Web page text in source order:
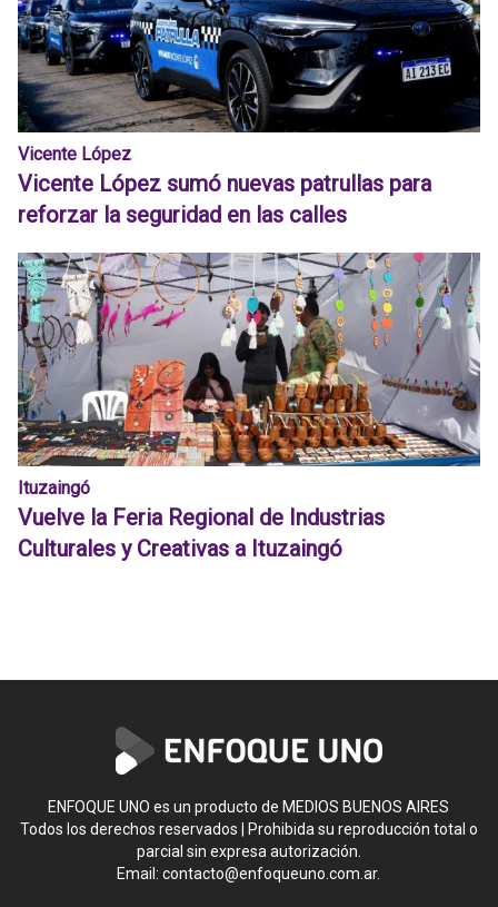
Vicente López
Vicente López sumó nuevas patrullas para
reforzar la seguridad en las calles
Ituzaingó
Vuelve la Feria Regional de Industrias
Culturales y Creativas a Ituzaingó
ENFOQUE UNO es un producto de MEDIOS BUENOS AIRES
Todos los derechos reservados | Prohibida su reproducción total o
parcial sin expresa autorización.
Email:contacto@enfoqueuno.com.ar.